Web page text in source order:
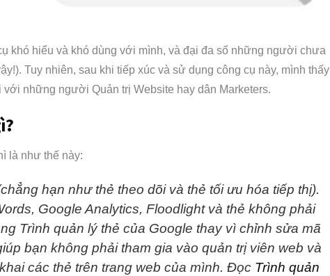
khó hiểu và khó dùng với mình, và đại đa số những người chưa
Tuy nhiên, sau khi tiếp xúc và sử dụng công cụ này, mình thấy
những người Quản trị Website hay dân Marketers.
là như thế này:
hạn như thẻ theo dõi và thẻ tối ưu hóa tiếp thị).
Google Analytics, Floodlight và thẻ không phải
Trình quản lý thẻ của Google thay vì chỉnh sửa mã
bạn không phải tham gia vào quản trị viên web và
các thẻ trên trang web của mình. Đọc Trình quản